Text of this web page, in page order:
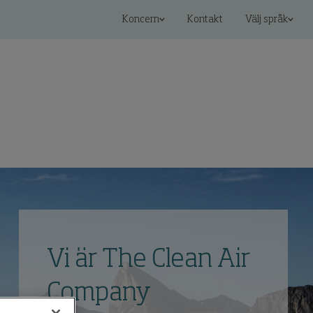
Koncern Kontakt Välj språk
Vi är The Clean Air
Company